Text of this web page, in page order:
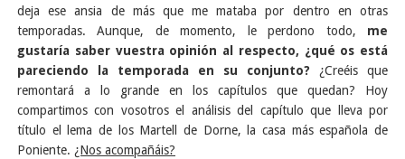
deja ese ansia de más que me mataba por dentro en otras
temporadas. Aunque, de momento, le perdono todo, me
gustaría saber vuestra opinión al respecto, ¿qué os está
pareciendo la temporada en su conjunto? ¿Creéis que
remontará a lo grande en los capítulos que quedan? Hoy
compartimos con vosotros el análisis del capítulo que lleva por
título el lema de los Martell de Dorne, la casa más española de
Poniente. ¿Nos acompañáis?